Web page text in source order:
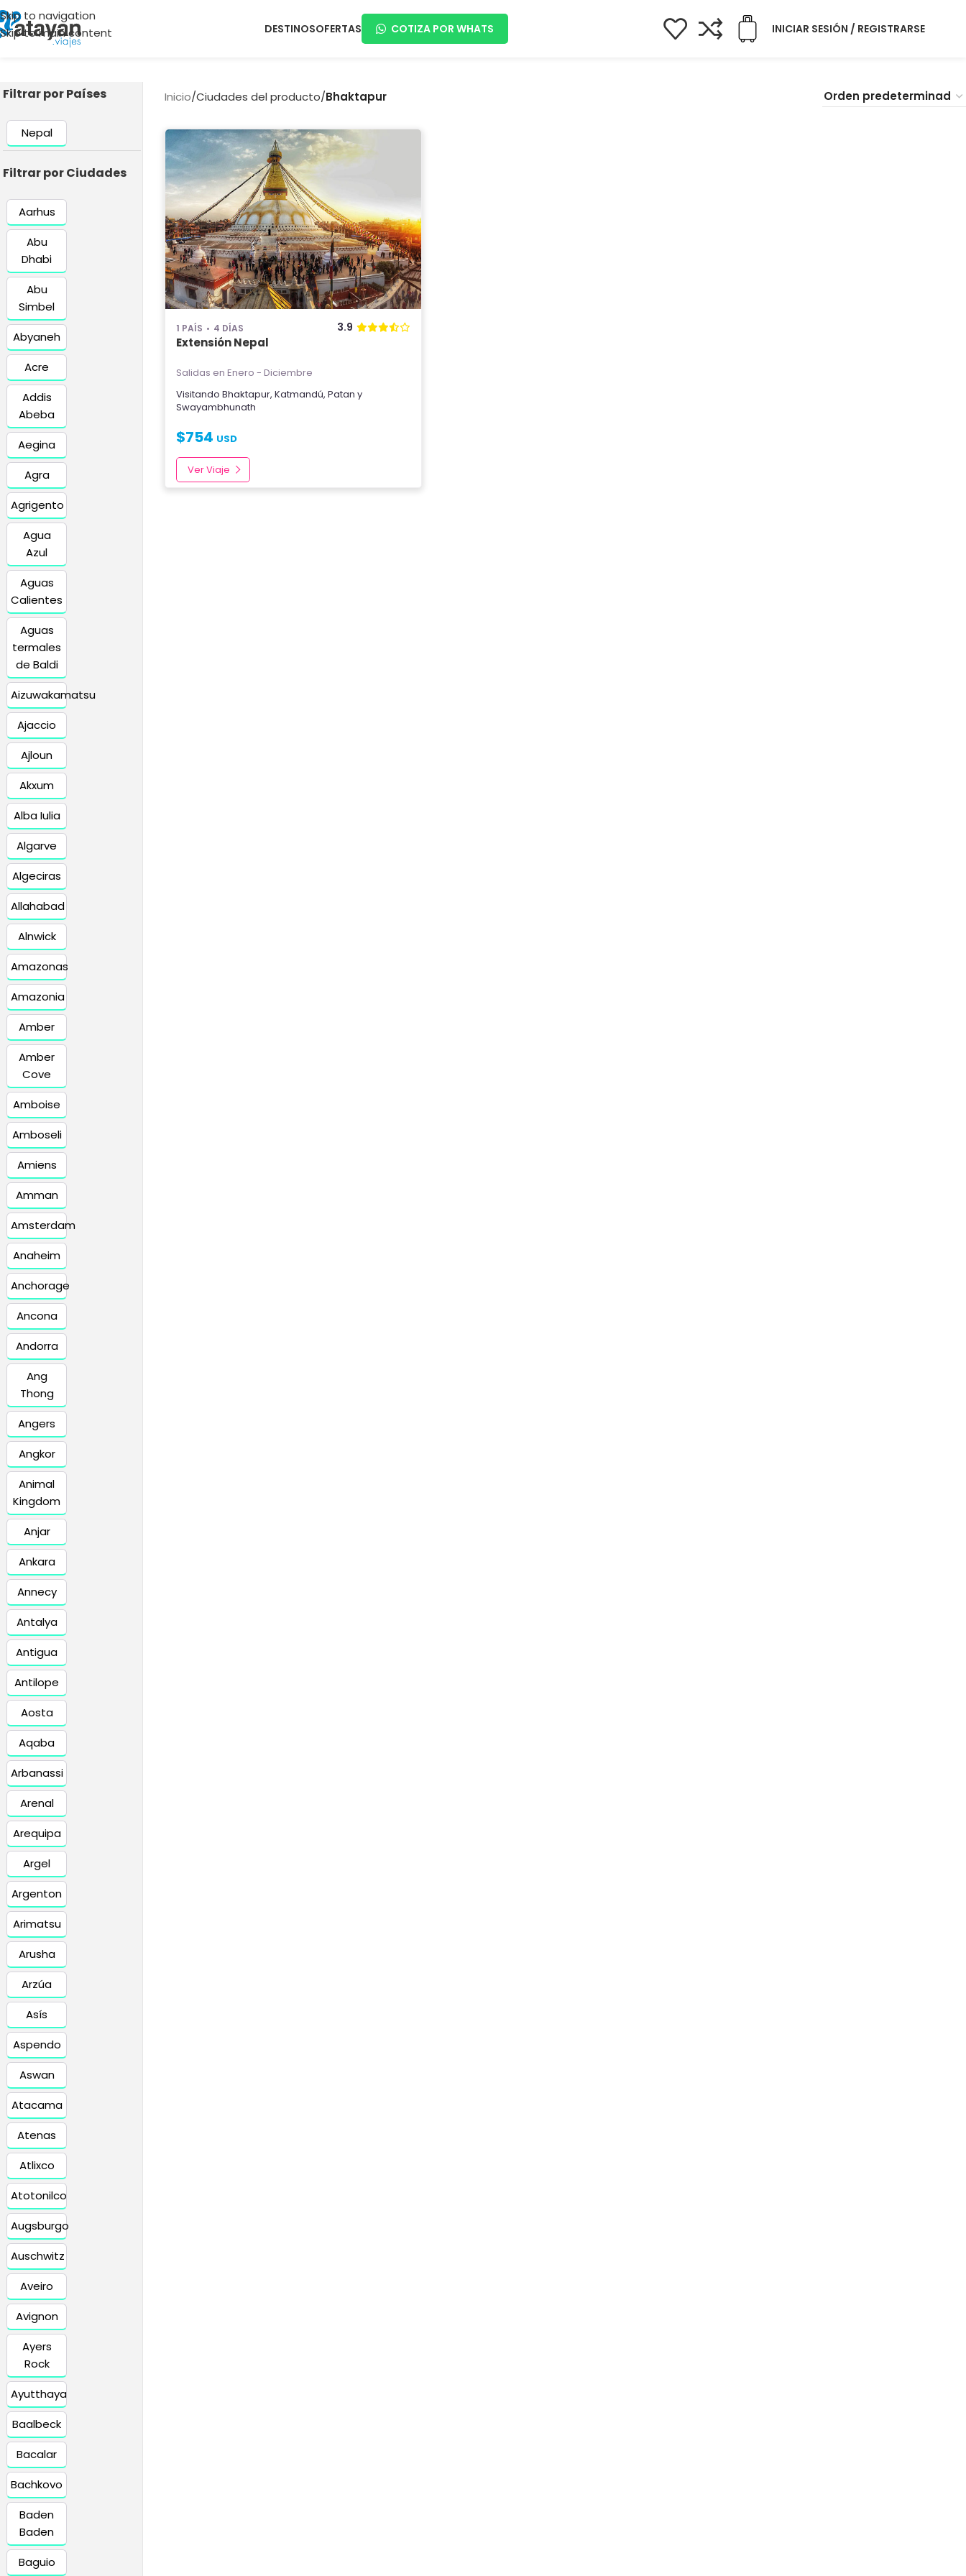
Skip to navigation
Skip to main content
DESTINOSOFERTAS COTIZA POR WHATS INICIAR SESIÓN / REGISTRARSE
Filtrar por Países
Nepal
Filtrar por Ciudades
Aarhus
Abu
Dhabi
Abu
Simbel
Abyaneh
Acre
Addis
Abeba
Aegina
Agra
Agrigento
Agua
Azul
Aguas
Calientes
Aguas
termales
de Baldi
Aizuwakamatsu
Ajaccio
Ajloun
Akxum
Alba Iulia
Algarve
Algeciras
Allahabad
Alnwick
Amazonas
Amazonia
Amber
Amber
Cove
Amboise
Amboseli
Amiens
Amman
Amsterdam
Anaheim
Anchorage
Ancona
Andorra
Ang
Thong
Angers
Angkor
Animal
Kingdom
Anjar
Ankara
Annecy
Antalya
Antigua
Antilope
Aosta
Aqaba
Arbanassi
Arenal
Arequipa
Argel
Argenton
Arimatsu
Arusha
Arzúa
Asís
Aspendo
Aswan
Atacama
Atenas
Atlixco
Atotonilco
Augsburgo
Auschwitz
Aveiro
Avignon
Ayers
Rock
Ayutthaya
Baalbeck
Bacalar
Bachkovo
Baden
Baden
Baguio
Inicio/Ciudades del producto/Bhaktapur
1 PAÍS 4 DÍAS 3.9
Extensión Nepal
Salidas en Enero - Diciembre
Visitando Bhaktapur, Katmandú, Patan y
Swayambhunath
$754 USD
Ver Viaje